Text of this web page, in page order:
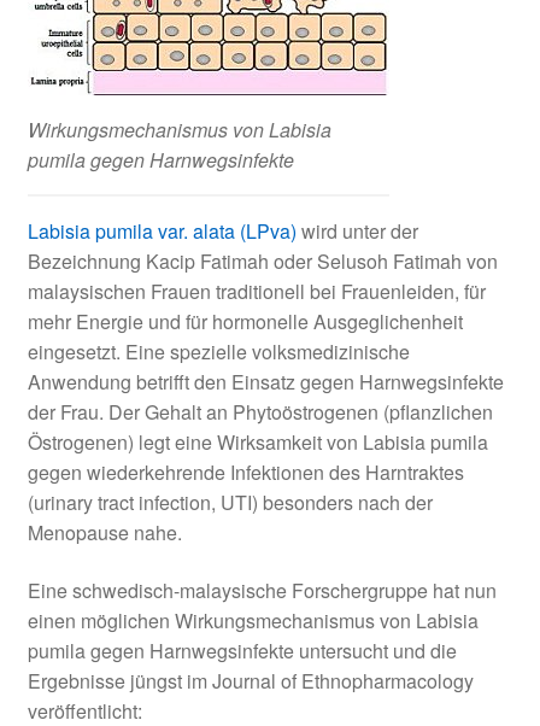
Wirkungsmechanismus von Labisia
pumila gegen Harnwegsinfekte
Labisia pumila var. alata (LPva) wird unter der
Bezeichnung Kacip Fatimah oder Selusoh Fatimah von
malaysischen Frauen traditionell bei Frauenleiden, für
mehr Energie und für hormonelle Ausgeglichenheit
eingesetzt. Eine spezielle volksmedizinische
Anwendung betrifft den Einsatz gegen Harnwegsinfekte
der Frau. Der Gehalt an Phytoöstrogenen (pflanzlichen
Östrogenen) legt eine Wirksamkeit von Labisia pumila
gegen wiederkehrende Infektionen des Harntraktes
(urinary tract infection, UTI) besonders nach der
Menopause nahe.
Eine schwedisch-malaysische Forschergruppe hat nun
einen möglichen Wirkungsmechanismus von Labisia
pumila gegen Harnwegsinfekte untersucht und die
Ergebnisse jüngst im Journal of Ethnopharmacology
veröffentlicht: